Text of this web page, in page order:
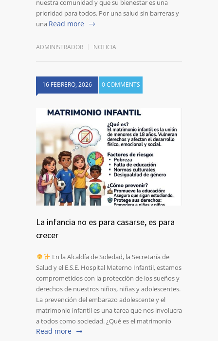
nuestra comunidad y que su bienestar es una
prioridad para todos. Por una salud sin barreras y
una Read more
ADMINISTRADOR NOTICIA
16 FEBRERO, 2026 0 COMMENTS
La infancia no es para casarse, es para
crecer
En la Alcaldía de Soledad, la Secretaría de
Salud y el E.S.E. Hospital Materno Infantil, estamos
comprometidos con la protección de los sueños y
derechos de nuestros niños, niñas y adolescentes.
La prevención del embarazo adolescente y el
matrimonio infantil es una tarea que nos involucra
a todos como sociedad. ¿Qué es el matrimonio
Read more